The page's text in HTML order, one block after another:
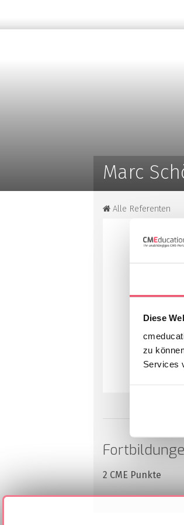
Diese
zu
Services
Marc
Alle Referenten
2 CME Punkte